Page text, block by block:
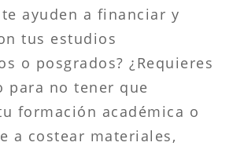
ayuden a financiar y
tus estudios
o posgrados? ¿Requieres
para no tener que
formación académica o
a costear materiales,